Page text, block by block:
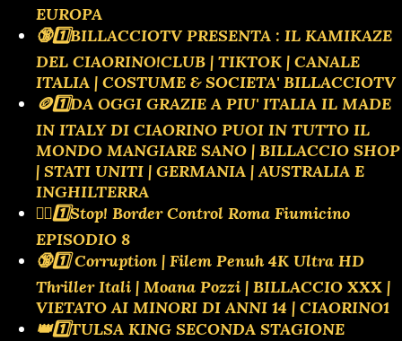
EUROPA
🔞1️⃣BILLACCIOTV PRESENTA : IL KAMIKAZE
DEL CIAORINO!CLUB | TIKTOK | CANALE
ITALIA | COSTUME & SOCIETA' BILLACCIOTV
🪙1️⃣DA OGGI GRAZIE A PIU' ITALIA IL MADE
IN ITALY DI CIAORINO PUOI IN TUTTO IL
MONDO MANGIARE SANO | BILLACCIO SHOP
| STATI UNITI | GERMANIA | AUSTRALIA E
INGHILTERRA
👮‍♂️1️⃣Stop! Border Control Roma Fiumicino
EPISODIO 8
🔞1️⃣ Corruption | Filem Penuh 4K Ultra HD
Thriller Itali | Moana Pozzi | BILLACCIO XXX |
VIETATO AI MINORI DI ANNI 14 | CIAORINO1
👑1️⃣TULSA KING SECONDA STAGIONE